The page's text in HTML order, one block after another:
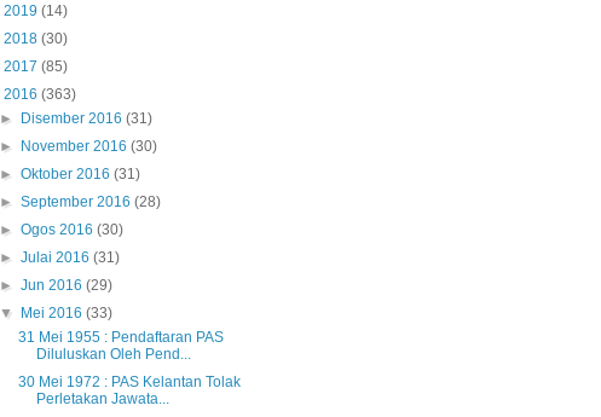
2019 (14)
2018 (30)
2017 (85)
2016 (363)
►
Disember 2016(31)
►
November 2016(30)
►Oktober 2016(31)
►September 2016(28)
►Ogos 2016(30)
►Julai 2016(31)
►Jun 2016(29)
▼
Mei 2016(33)
31 Mei 1955 : Pendaftaran PAS
Diluluskan Oleh Pend...
30 Mei 1972 : PAS Kelantan Tolak
Perletakan Jawata...